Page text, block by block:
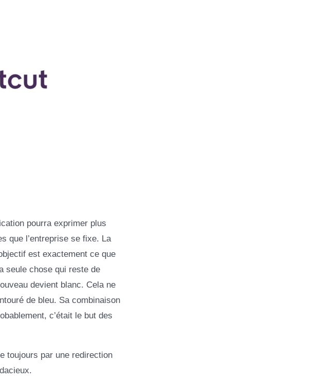
pourra exprimer plus
que l’entreprise se fixe. La
est exactement ce que
seule chose qui reste de
devient blanc. Cela ne
de bleu. Sa combinaison
c’était le but des
toujours par une redirection